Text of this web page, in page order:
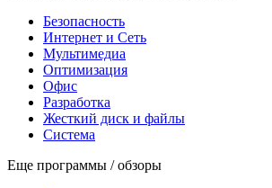
Безопасность
Интернет и Сеть
Мультимедиа
Оптимизация
Офис
Разработка
Жесткий диск и файлы
Система
Еще программы / обзоры